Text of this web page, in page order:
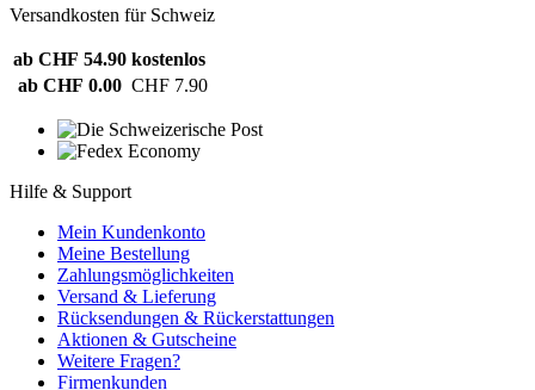
Versandkosten für Schweiz
ab CHF 54.90 kostenlos
ab CHF 0.00 CHF 7.90
Hilfe & Support
Mein Kundenkonto
Meine Bestellung
Zahlungsmöglichkeiten
Versand & Lieferung
Rücksendungen & Rückerstattungen
Aktionen & Gutscheine
Weitere Fragen?
Firmenkunden